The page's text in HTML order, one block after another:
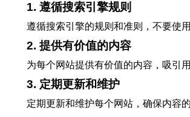
1. 遵循搜索引擎规则
遵循搜索引擎的规则和准则，不要使
2. 提供有价值的内容
为每个网站提供有价值的内容，吸引
3. 定期更新和维护
定期更新和维护每个网站，确保内容